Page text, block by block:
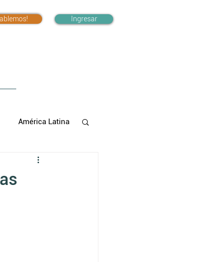
Ingresar
América Latina